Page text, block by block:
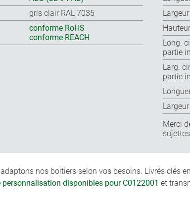
gris clair RAL 7035
conforme RoHS
conforme REACH
Largeur
Hauteur
Long.
partie
Larg.
partie
Merci
nos boitiers selon vos besoins. Livrés clés
disponibles pour C0122001 et